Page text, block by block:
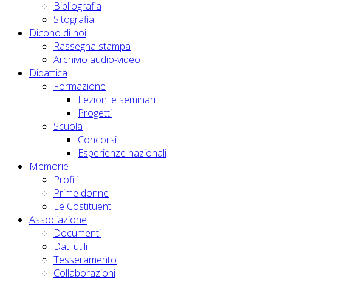
Bibliografia
Sitografia
Dicono di noi
Rassegna stampa
Archivio audio-video
Didattica
Formazione
Lezioni e seminari
Progetti
Scuola
Concorsi
Esperienze nazionali
Memorie
Profili
Prime donne
Le Costituenti
Associazione
Documenti
Dati utili
Tesseramento
Collaborazioni